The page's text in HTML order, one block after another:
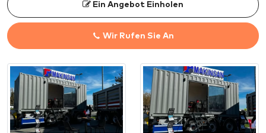
Ein Angebot Einholen
Wir Rufen Sie An